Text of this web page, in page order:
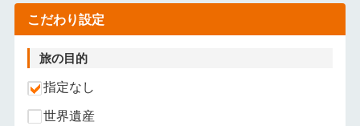
こだわり設定
旅の目的
指定なし
世界遺産